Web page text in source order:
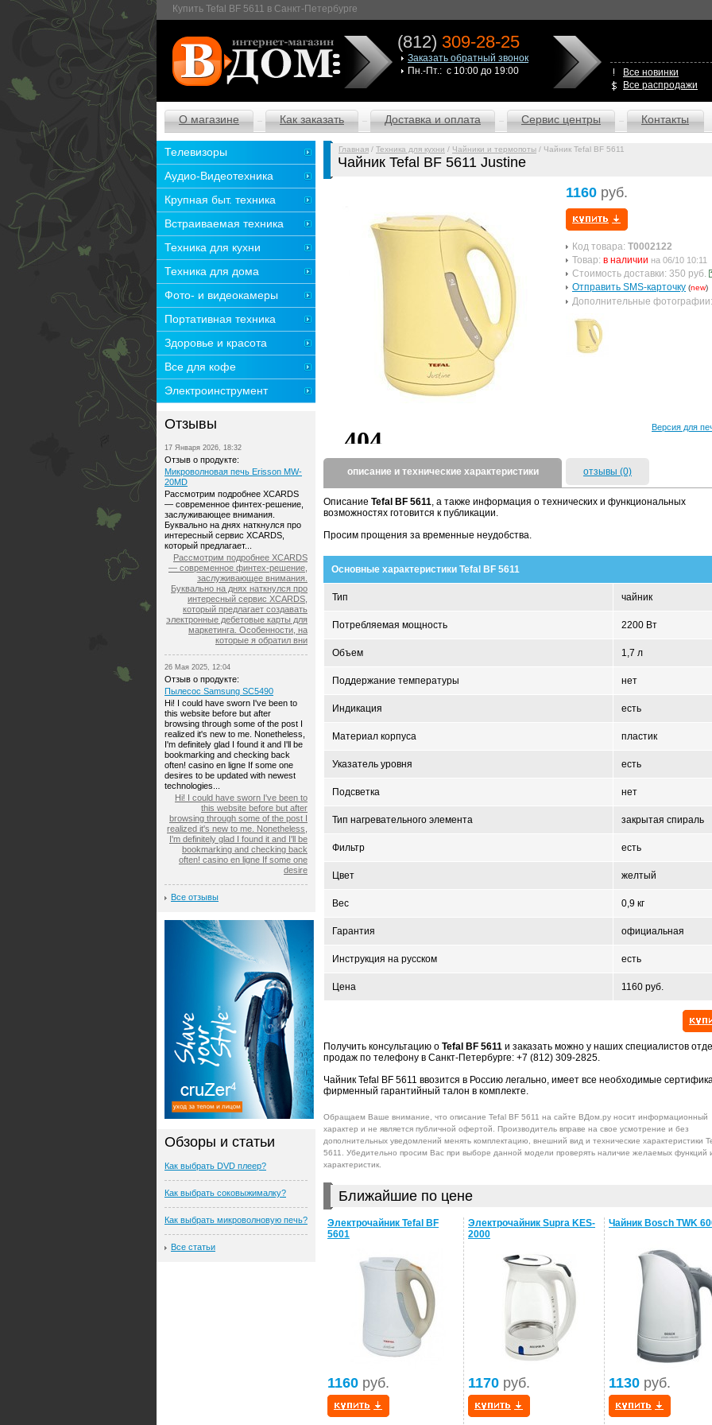
Купить Tefal BF 5611 в Санкт-Петербурге
(812) 309-28-25
Заказать обратный звонок
Пн.-Пт.: с 10:00 до 19:00
Все новинки
Все распродажи
О магазине Как заказать Доставка и оплата Сервис центры Контакты
Главная / Техника для кухни / Чайники и термопоты / Чайник Tefal BF 5611
Чайник Tefal BF 5611 Justine
1160 руб.
Код товара: T0002122
Товар: в наличии на 06/10 10:11
Стоимость доставки: 350 руб.
Отправить SMS-карточку (new)
Дополнительные фотографии:
Версия для
описание и технические характеристики отзывы (0)
Описание Tefal BF 5611, а также информация о технических и функциональных
возможностях готовится к публикации.
Просим прощения за временные неудобства.
Основные характеристики Tefal BF 5611
Тип чайник
Потребляемая мощность 2200 Вт
Объем 1,7 л
Поддержание температуры нет
Индикация есть
Материал корпуса пластик
Указатель уровня есть
Подсветка нет
Тип нагревательного элемента закрытая спираль
Фильтр есть
Цвет желтый
Вес 0,9 кг
Гарантия официальная
Инструкция на русском есть
Цена 1160 руб.
Получить консультацию о Tefal BF 5611 и заказать можно у наших специалистов
продаж по телефону в Санкт-Петербурге: +7 (812) 309-2825.
Чайник Tefal BF 5611 ввозится в Россию легально, имеет все необходимые
фирменный гарантийный талон в комплекте.
Обращаем Ваше внимание, что описание Tefal BF 5611 на сайте ВДом.ру носит информационный
характер и не является публичной офертой. Производитель вправе на свое усмотрение и без
дополнительных уведомлений менять комплектацию, внешний вид и технические характеристики
5611. Убедительно просим Вас при выборе данной модели проверять наличие желаемых функций
характеристик.
Ближайшие по цене
Электрочайник Tefal BF
5601
1160 руб.
Электрочайник Supra KES-
2000
1170 руб.
Чайник Bosch TWK
1130 руб.
Телевизоры
Аудио-Видеотехника
Крупная быт. техника
Встраиваемая техника
Техника для кухни
Техника для дома
Фото- и видеокамеры
Портативная техника
Здоровье и красота
Все для кофе
Электроинструмент
Отзывы
17 Января 2026, 18:32
Отзыв о продукте:
Микроволновая печь Erisson MW-
20MD
Рассмотрим подробнее XCARDS
— современное финтех-решение,
заслуживающее внимания.
Буквально на днях наткнулся про
интересный сервис XCARDS,
который предлагает...
Рассмотрим подробнее XCARDS
— современное финтех-решение,
заслуживающее внимания.
Буквально на днях наткнулся про
интересный сервис XCARDS,
который предлагает создавать
электронные дебетовые карты для
маркетинга. Особенности, на
которые я обратил вни
26 Мая 2025, 12:04
Отзыв о продукте:
Пылесос Samsung SC5490
Hi! I could have sworn I've been to
this website before but after
browsing through some of the post I
realized it's new to me. Nonetheless,
I'm definitely glad I found it and I'll be
bookmarking and checking back
often! casino en ligne If some one
desires to be updated with newest
technologies...
Hi! I could have sworn I've been to
this website before but after
browsing through some of the post I
realized it's new to me. Nonetheless,
I'm definitely glad I found it and I'll be
bookmarking and checking back
often! casino en ligne If some one
desire
Все отзывы
Обзоры и статьи
Как выбрать DVD плеер?
Как выбрать соковыжималку?
Как выбрать микроволновую печь?
Все статьи